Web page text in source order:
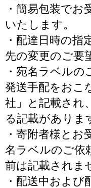
・簡易包装でお
いたします。
・配達日時の指
先の変更のご要
・宛名ラベルの
発送手配をおこ
社」と記載され
る記載がありま
・寄附者様とお
名ラベルのご依
前は記載されま
・配送中および